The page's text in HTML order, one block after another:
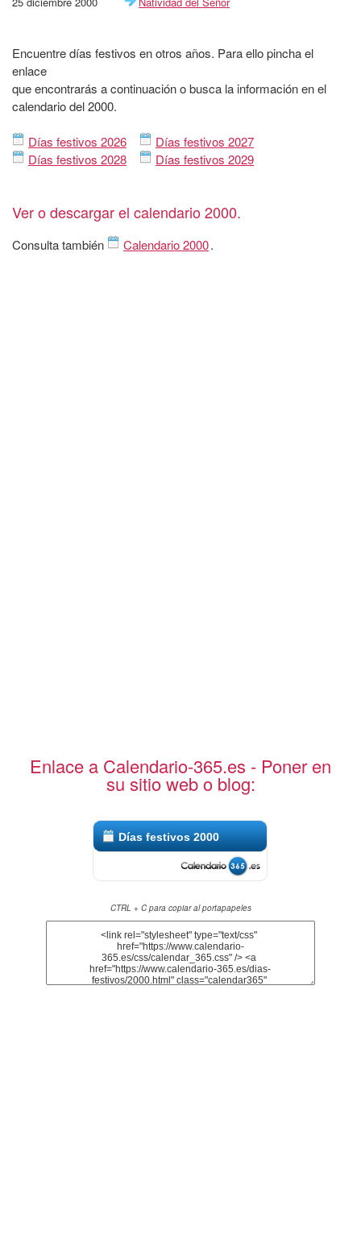
Encuentre días festivos en otros años. Para ello pincha el
enlace
que encontrarás a continuación o busca la información en el
calendario del 2000.
Días festivos 2026
Días festivos 2027
Días festivos 2028
Días festivos 2029
Ver o descargar el calendario 2000.
Consulta también Calendario 2000.
Enlace a Calendario-365.es - Poner en
su sitio web o blog:
Días festivos 2000
CTRL + C para copiar al portapapeles